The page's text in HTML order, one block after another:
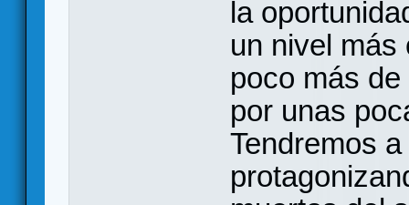
la
un nivel más
poco más
por unas
Tendremos